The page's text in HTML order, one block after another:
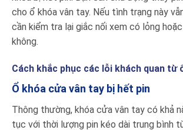
cho ổ khóa vân tay. Nếu tình trạng này
cần kiểm tra lại giắc nối xem có lỏng
không.
Cách khắc phục các lỗi khách quan từ
Ổ khóa cửa vân tay bị hết pin
Thông thường, khóa cửa vân tay có khả
tục với thời lượng pin kéo dài trung bình